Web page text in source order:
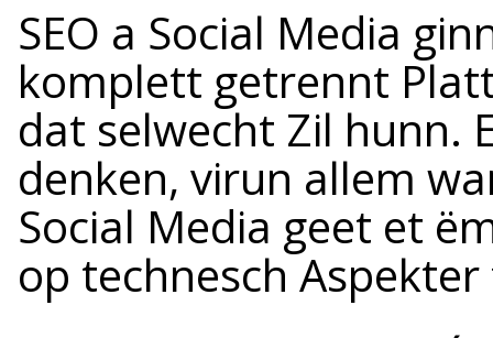
SEO a Social Media
komplett getrennt
dat selwecht Zil hunn.
denken, virun allem
Social Media geet et
op technesch